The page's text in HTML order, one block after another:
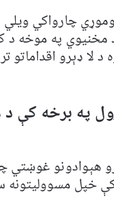
چارواکي
مخنیوي په موخه د
د لا ډېرو اقداماتو
په برخه کې د
هېوادونو غوښتي
خپل